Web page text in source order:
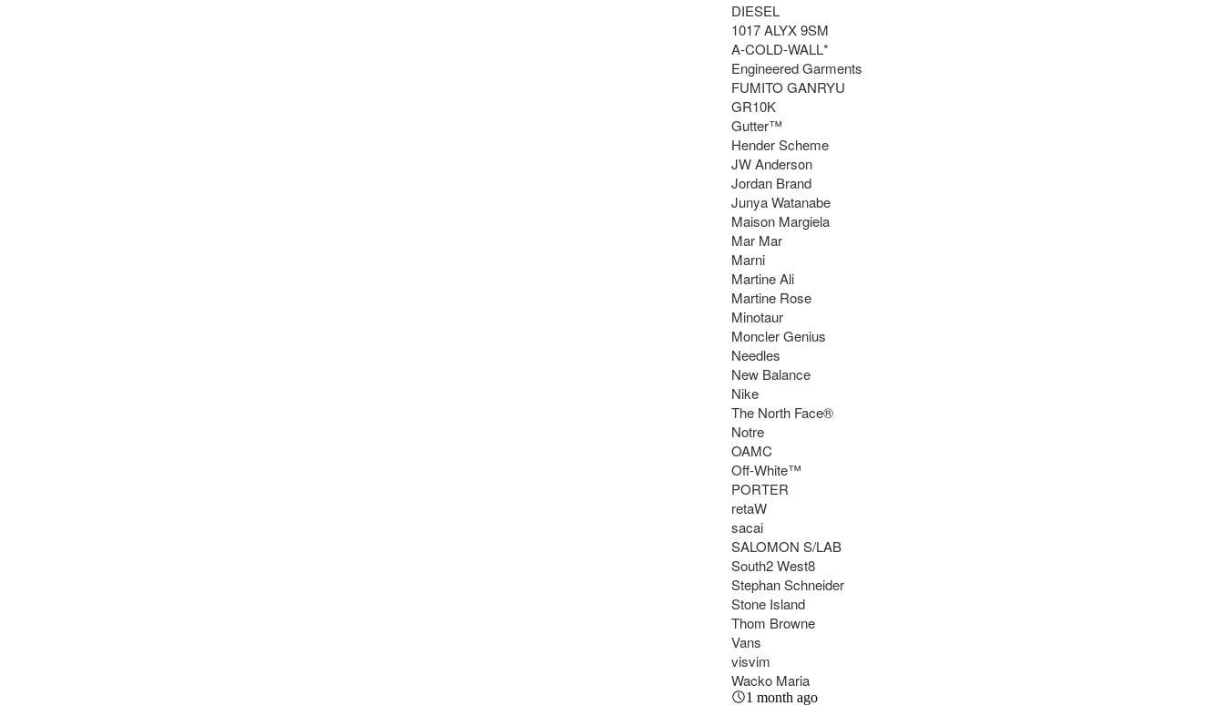
DIESEL
1017 ALYX 9SM
A-COLD-WALL*
Engineered Garments
FUMITO GANRYU
GR10K
Gutter™
Hender Scheme
JW Anderson
Jordan Brand
Junya Watanabe
Maison Margiela
Mar Mar
Marni
Martine Ali
Martine Rose
Minotaur
Moncler Genius
Needles
New Balance
Nike
The North Face®
Notre
OAMC
Off-White™
PORTER
retaW
sacai
SALOMON S/LAB
South2 West8
Stephan Schneider
Stone Island
Thom Browne
Vans
visvim
Wacko Maria
1 month ago